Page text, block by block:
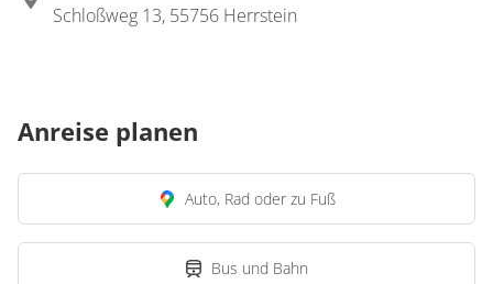
Schloßweg 13, 55756 Herrstein
Anreise planen
Auto, Rad oder zu Fuß
Bus und Bahn